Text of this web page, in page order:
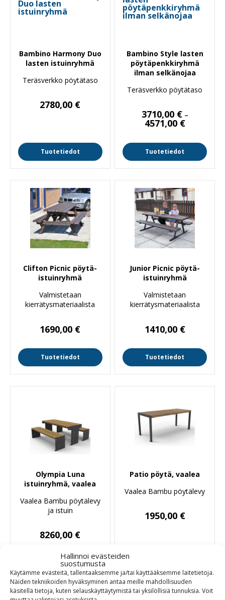
Hallinnoi evästeiden
suostumusta
Käytämme evästeitä, tallentaaksemme ja/tai käyttääksemme laitetietoja.
Näiden tekniikoiden hyväksyminen antaa meille mahdollisuuden
käsitellä tietoja, kuten selauskäyttäytymistä tai yksilöllisiä tunnuksia. Voit
Bambino Harmony Duo
lasten istuinryhmä
Teräsverkko pöytätaso
2780,00 €
Tuotetiedot
Bambino Style lasten
pöytäpenkkiryhmä
ilman selkänojaa
Teräsverkko pöytätaso
3710,00 € –
4571,00 €3710,00 €
4571,00 €
Tuotetiedot
Clifton Picnic pöytä-
istuinryhmä
Valmistetaan
kierrätysmateriaalista
1690,00 €
Tuotetiedot
Junior Picnic pöytä-
istuinryhmä
Valmistetaan
kierrätysmateriaalista
1410,00 €
Tuotetiedot
Olympia Luna
istuinryhmä, vaalea
Vaalea Bambu pöytälevy
ja istuin
8260,00 €
Tuotetiedot
Patio pöytä, vaalea
Vaalea Bambu pöytälevy
1950,00 €